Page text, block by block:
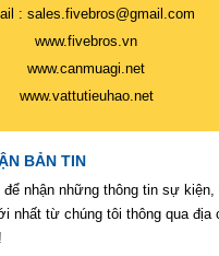
: sales.fivebros@gmail.com
www.fivebros.vn
www.canmuagi.net
www.vattutieuhao.net
BẢN TIN
nhận những thông tin sự
nhất từ chúng tôi thông qua địa